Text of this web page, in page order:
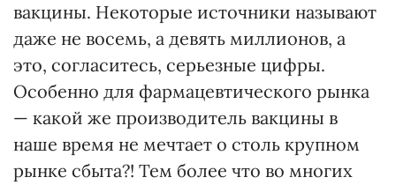
вакцины. Некоторые источники называют
даже не восемь, а девять миллионов, а
это, согласитесь, серьезные цифры.
Особенно для фармацевтического рынка
— какой же производитель вакцины в
наше время не мечтает о столь крупном
рынке сбыта?! Тем более что во многих